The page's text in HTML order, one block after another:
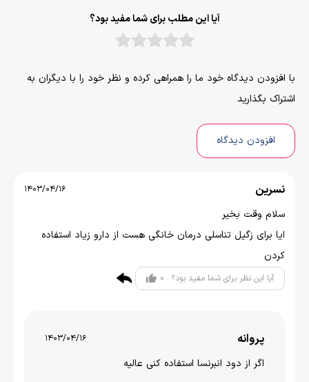
آیا این مطلب برای شما مفید بود؟
با افزودن دیدگاه خود ما را همراهی کرده و نظر خود را با دیگران به
اشتراک بگذارید
افزودن دیدگاه
نسرین 1403/04/16
سلام وقت بخیر
ایا برای زگیل تناسلی درمان خانگی هست از دارو زیاد استفاده
کردن
آیا این نظر برای شما مفید بود؟ 0
پروانه 1403/04/16
اگر از دود انبرنسا استفاده کنی عالیه